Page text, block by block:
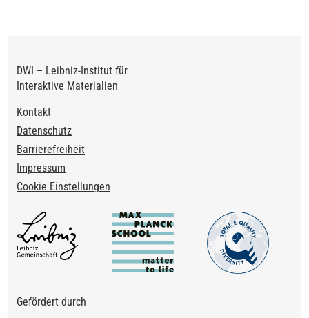
DWI – Leibniz-Institut für
Interaktive Materialien
Footer
Kontakt
Datenschutz
Barrierefreiheit
Impressum
Cookie Einstellungen
Gefördert durch